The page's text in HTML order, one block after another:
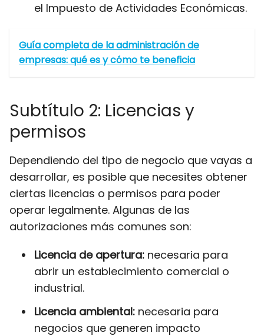
el Impuesto de Actividades Económicas.
Guía completa de la administración de
empresas: qué es y cómo te beneficia
Subtítulo 2: Licencias y
permisos
Dependiendo del tipo de negocio que vayas a
desarrollar, es posible que necesites obtener
ciertas licencias o permisos para poder
operar legalmente. Algunas de las
autorizaciones más comunes son:
Licencia de apertura: necesaria para
abrir un establecimiento comercial o
industrial.
Licencia ambiental: necesaria para
negocios que generen impacto